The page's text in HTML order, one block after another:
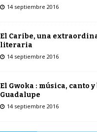
14 septiembre 2016
El Caribe, una
literaria
14 septiembre 2016
El Gwoka : música, canto
Guadalupe
14 septiembre 2016